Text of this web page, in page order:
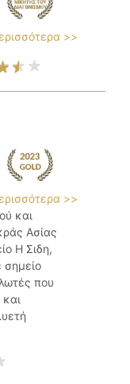
>>
>>
και
Ασίας
Η Σιδη,
σημείο
που